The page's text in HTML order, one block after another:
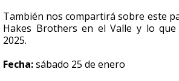
También nos compartirá sobre este
Hakes Brothers en el Valle y lo
2025.
Fecha:sábado 25 de enero